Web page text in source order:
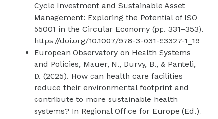
Cycle Investment and Sustainable Asset
Management: Exploring the Potential of ISO
55001 in the Circular Economy (pp. 331–353).
https://doi.org/10.1007/978-3-031-93327-1_19
European Observatory on Health Systems
and Policies, Mauer, N., Durvy, B., & Panteli,
D. (2025). How can health care facilities
reduce their environmental footprint and
contribute to more sustainable health
systems? In Regional Office for Europe (Ed.),